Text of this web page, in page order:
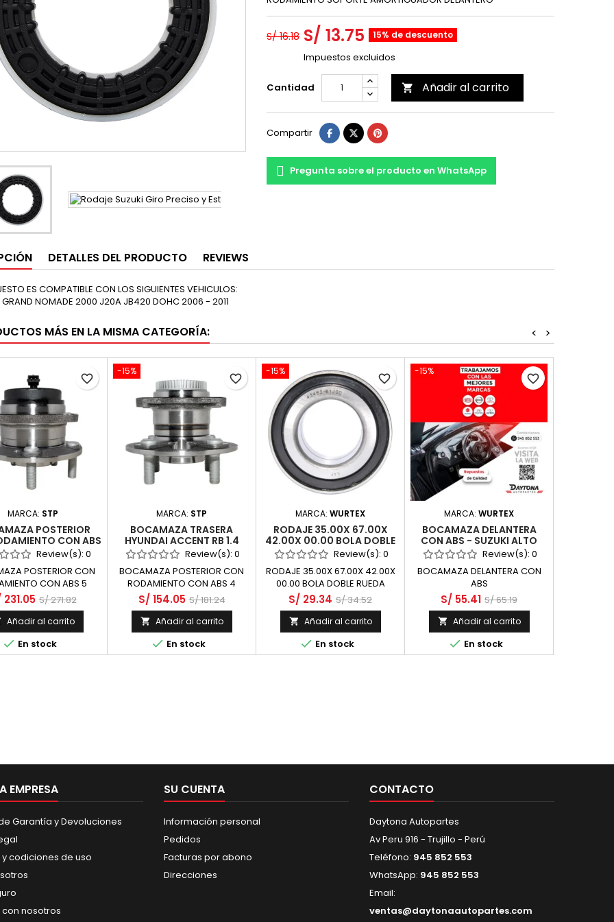
S/ 16.18 S/ 13.75 15% de descuento
Impuestos excluidos
Cantidad  Añadir al carrito
Compartir
Pregunta sobre el producto en WhatsApp
DETALLES DEL PRODUCTO REVIEWS
ES COMPATIBLE CON LOS SIGUIENTES VEHICULOS:
GRAND NOMADE 2000 J20A JB420 DOHC 2006 - 2011
MÁS EN LA MISMA CATEGORÍA: >
<
MARCA: STP
POSTERIOR
CON ABS
4 HUECOS
IZQUIERDA -
SANTA FE 2200
SOHC DIESEL
Review(s): 0
POSTERIOR CON
CON ABS 5
4 HUECOS DERECHA
IZQUIERDA
231.05 S/ 271.82
Añadir al carrito
 En stock
favorite_border
-15%
MARCA: STP
BOCAMAZA TRASERA
HYUNDAI ACCENT RB 1.4
G4FA 2011-2018 ABS 4
PERNOS
Review(s): 0
BOCAMAZA POSTERIOR CON
RODAMIENTO CON ABS 4
PERNOS 4 HUECOS DERECHA
IZQUIERDA
S/ 154.05 S/ 181.24
 Añadir al carrito
 En stock
favorite_border
-15%
MARCA: WURTEX
RODAJE 35.00X 67.00X
42.00X 00.00 BOLA DOBLE
RUEDA DELANTERA - SUZUKI
APV 1600 G16A GC416 SOHC
16 VALV
Review(s): 0
RODAJE 35.00X 67.00X 42.00X
00.00 BOLA DOBLE RUEDA
DELANTERA
S/ 29.34 S/ 34.52
 Añadir al carrito
 En stock
favorite_border
-15%
MARCA: WURTEX
BOCAMAZA DELANTERA
CON ABS - SUZUKI ALTO
1000 K10BN AOD310 DOHC 3
CYL 12 VALV
Review(s): 0
BOCAMAZA DELANTERA CON
ABS
S/ 55.41 S/ 65.19
 Añadir al carrito
 En stock
favorite_border
EMPRESA
Garantía y Devoluciones
codiciones de uso
nosotros
SU CUENTA
Información personal
Pedidos
Facturas por abono
Direcciones
CONTACTO
Daytona Autopartes
Av Peru 916 - Trujillo - Perú
Teléfono: 945 852 553
WhatsApp: 945 852 553
Email:
ventas@daytonaautopartes.com